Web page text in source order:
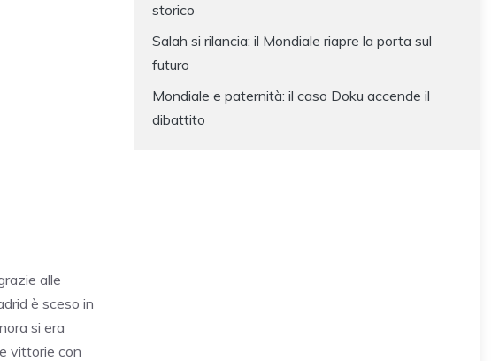
alle
è sceso in
si era
vittorie con
storico
Salah si rilancia: il Mondiale riapre la porta sul
futuro
Mondiale e paternità: il caso Doku accende il
dibattito